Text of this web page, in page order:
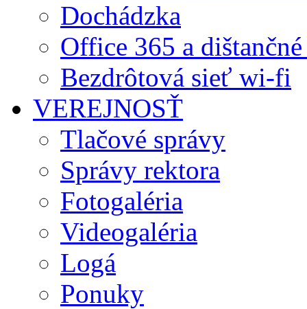
Dochádzka
Office 365 a
Bezdrôtová sieť wi-fi
VEREJNOSŤ
Tlačové správy
Správy rektora
Fotogaléria
Videogaléria
Logá
Ponuky